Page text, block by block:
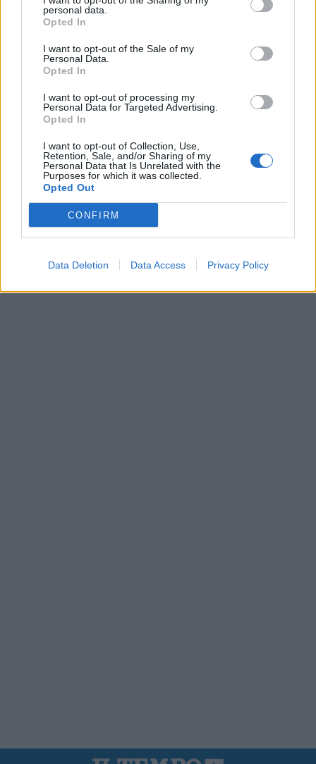
personal data.
Opted In
I want to opt-out of the Sale of my
Personal Data.
Opted In
I want to opt-out of processing my
Personal Data for Targeted Advertising.
Opted In
I want to opt-out of Collection, Use,
Retention, Sale, and/or Sharing of my
Personal Data that Is Unrelated with the
Purposes for which it was collected.
Opted Out
CONFIRM
Data Deletion Data Access Privacy Policy
In evidenza